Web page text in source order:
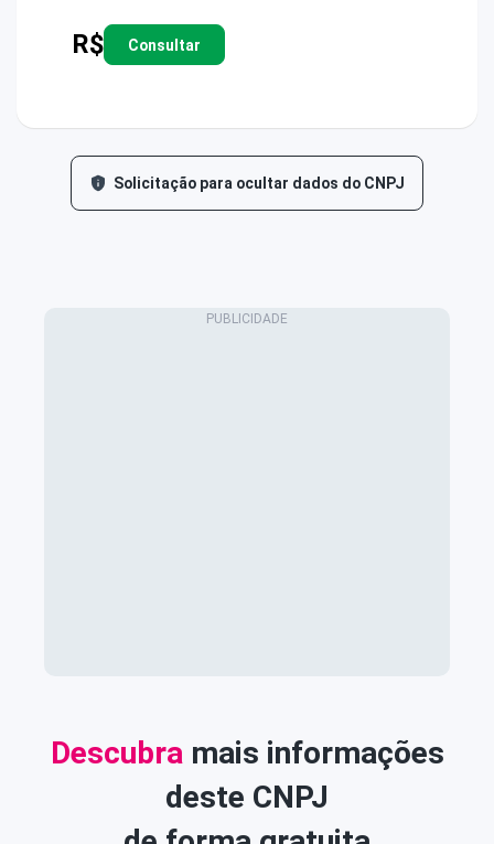
R$ Consultar
Solicitação para ocultar dados do CNPJ
Descubramais informações
deste CNPJ